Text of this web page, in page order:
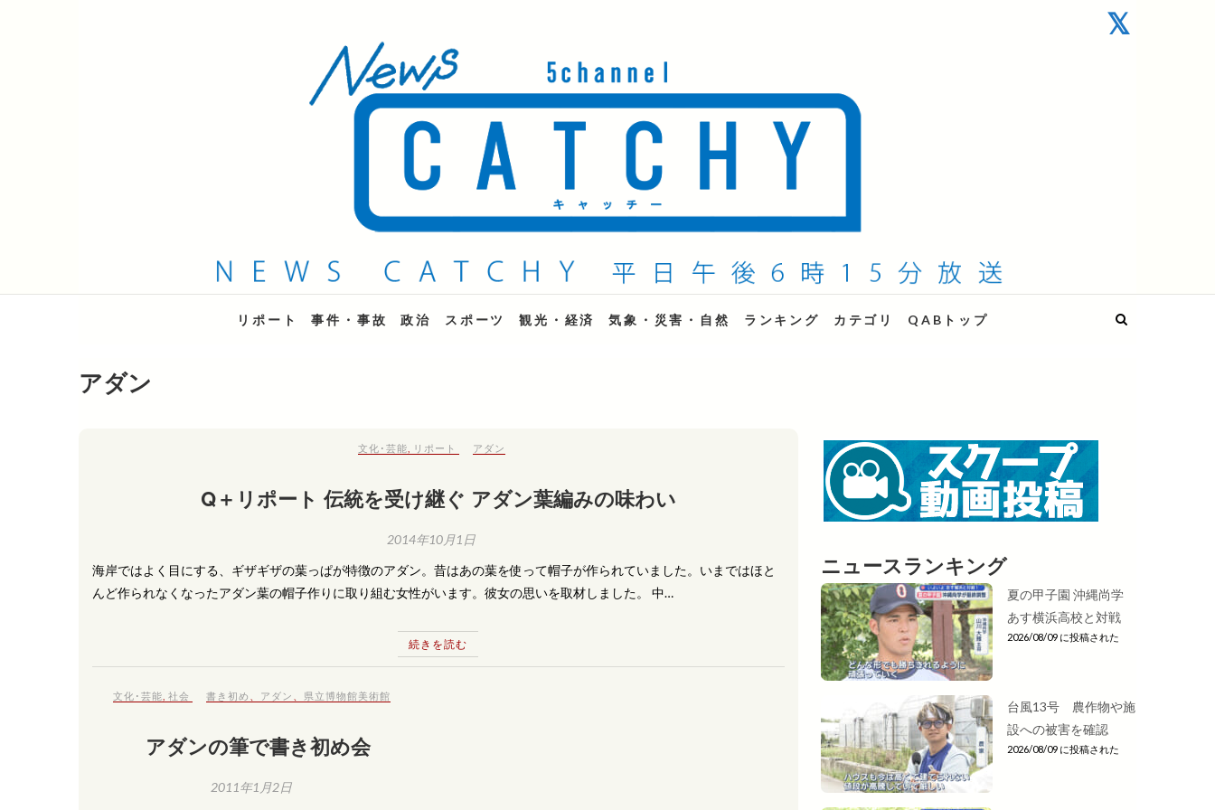
QAB NEWS Headline
キャッチー 月曜〜金曜 午後6時15分放送
リポート 事件・事故 政治 スポーツ 観光・経済 気象・災害・自然 ランキング カテゴリ QABトップ
アダン
文化･芸能 リポート アダン
Q＋リポート 伝統を受け継ぐ アダン葉編みの味わい
2014年10月1日
海岸ではよく目にする、ギザギザの葉っぱが特徴のアダン。昔はあの葉を使って帽子が作られていました。いまではほと
んど作られなくなったアダン葉の帽子作りに取り組む女性がいます。彼女の思いを取材しました。 中…
続きを読む
文化･芸能 社会 書き初め アダン 県立博物館美術館
アダンの筆で書き初め会
2011年1月2日
ニュースランキング
夏の甲子園 沖縄尚学
あす横浜高校と対戦
2026/08/09 に投稿された
台風13号 農作物や施
設への被害を確認
2026/08/09 に投稿された